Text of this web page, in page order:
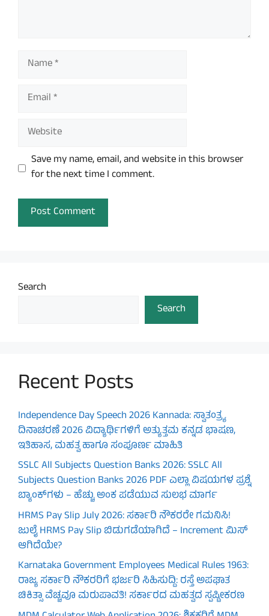
Name
Email
Website
Save my name, email, and website in this browser
for the next time I comment.
Search
Search
Recent Posts
Independence Day Speech 2026 Kannada: ಸ್ವಾತಂತ್ರ್ಯ
ದಿನಾಚರಣೆ 2026 ವಿದ್ಯಾರ್ಥಿಗಳಿಗೆ ಅತ್ಯುತ್ತಮ ಕನ್ನಡ ಭಾಷಣ,
ಇತಿಹಾಸ, ಮಹತ್ವ ಹಾಗೂ ಸಂಪೂರ್ಣ ಮಾಹಿತಿ
SSLC All Subjects Question Banks 2026: SSLC All
Subjects Question Banks 2026 PDF ಎಲ್ಲಾ ವಿಷಯಗಳ ಪ್ರಶ್ನೆ
ಬ್ಯಾಂಕ್‌ಗಳು – ಹೆಚ್ಚು ಅಂಕ ಪಡೆಯುವ ಸುಲಭ ಮಾರ್ಗ
HRMS Pay Slip July 2026: ಸರ್ಕಾರಿ ನೌಕರರೇ ಗಮನಿಸಿ!
ಜುಲೈ HRMS Pay Slip ಬಿಡುಗಡೆಯಾಗಿದೆ – Increment ಮಿಸ್
ಆಗಿದೆಯೇ?
Karnataka Government Employees Medical Rules 1963:
ರಾಜ್ಯ ಸರ್ಕಾರಿ ನೌಕರರಿಗೆ ಭರ್ಜರಿ ಸಿಹಿಸುದ್ದಿ: ರಸ್ತೆ ಅಪಘಾತ
ಚಿಕಿತ್ಸಾ ವೆಚ್ಚವೂ ಮರುಪಾವತಿ! ಸರ್ಕಾರದ ಮಹತ್ವದ ಸ್ಪಷ್ಟೀಕರಣ